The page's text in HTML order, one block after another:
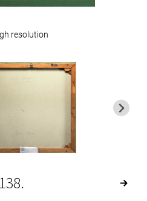
resolution
138